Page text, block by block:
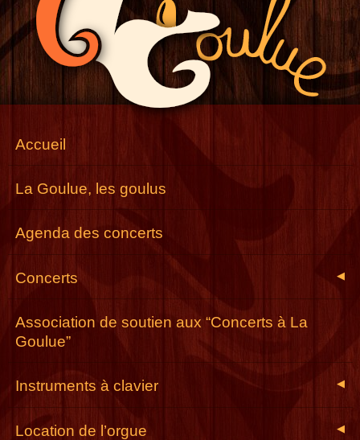
Accueil
La Goulue, les goulus
Agenda des concerts
◀
Concerts
Association de soutien aux “Concerts à La
Goulue”
◀
Instruments à clavier
◀
Location de l’orgue